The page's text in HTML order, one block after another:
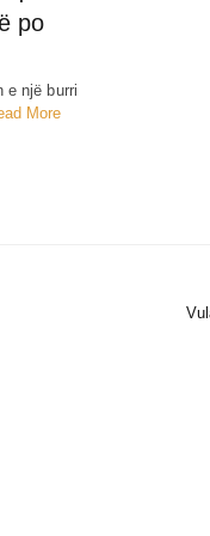
po
e një burri
More